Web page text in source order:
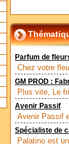
Parfum de
Chez votre
GM PROD :
Plus vite, Le
Avenir Passif
Avenir Passif
Spécialiste de
Palatino est